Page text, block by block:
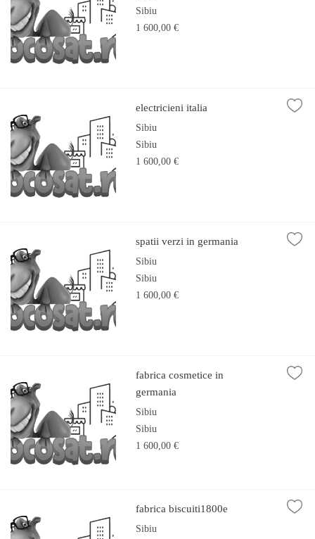
Sibiu
1 600,00 €
electricieni italia
Sibiu
Sibiu
1 600,00 €
spatii verzi in germania
Sibiu
Sibiu
1 600,00 €
fabrica cosmetice in
germania
Sibiu
Sibiu
1 600,00 €
fabrica biscuiti1800e
Sibiu